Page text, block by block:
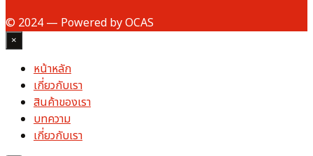
© 2024 — Powered by OCAS
×
หน้าหลัก
เกี่ยวกับเรา
สินค้าของเรา
บทความ
เกี่ยวกับเรา